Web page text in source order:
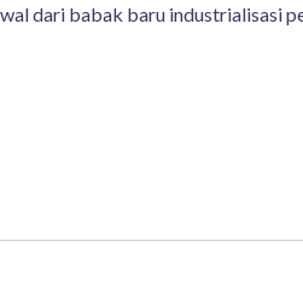
dari babak baru industrialisasi